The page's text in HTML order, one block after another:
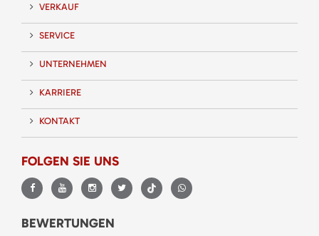
VERKAUF
SERVICE
UNTERNEHMEN
KARRIERE
KONTAKT
FOLGEN SIE UNS
BEWERTUNGEN